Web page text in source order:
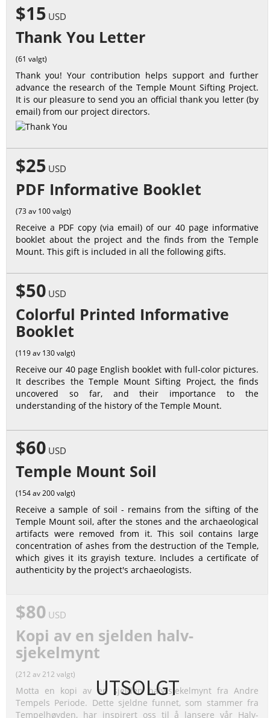
$15 USD
Thank You Letter
(61 valgt)
Thank you! Your contribution helps support and further
advance the research of the Temple Mount Sifting Project.
It is our pleasure to send you an official thank you letter (by
email) from our project directors.
$25 USD
PDF Informative Booklet
(73 av 100 valgt)
Receive a PDF copy (via email) of our 40 page informative
booklet about the project and the finds from the Temple
Mount. This gift is included in all the following gifts.
$50 USD
Colorful Printed Informative
Booklet
(119 av 130 valgt)
Receive our 40 page English booklet with full-color pictures.
It describes the Temple Mount Sifting Project, the finds
uncovered so far, and their importance to the
understanding of the history of the Temple Mount.
$60 USD
Temple Mount Soil
(154 av 200 valgt)
Receive a sample of soil - remains from the sifting of the
Temple Mount soil, after the stones and the archaeological
artifacts were removed from it. This soil contains large
concentration of ashes from the destruction of the Temple,
which gives it its grayish texture. Includes a certificate of
authenticity by the project's archaeologists.
UTSOLGT
$80 USD
Kopi av en sjelden halv-
sjekelmynt
(212 av 212 valgt)
Motta en kopi av en sjelden halv-sjekelmynt fra Andre
Tempels Periode. Dette sjeldne funnet, som stammer fra
Tempelhøyden, har inspirert oss til å lansere vår Halv-